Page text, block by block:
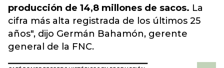
producción de 14,8 millones de sacos. La
cifra más alta registrada de los últimos 25
años", dijo Germán Bahamón, gerente
general de la FNC.